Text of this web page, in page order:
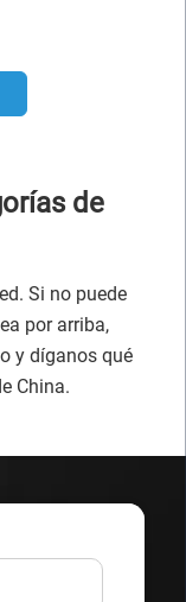
de
Si no puede
por arriba,
y díganos qué
China.